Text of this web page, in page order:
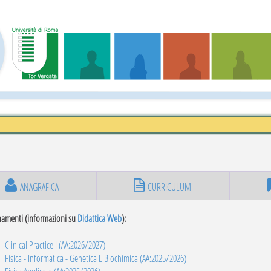
ANAGRAFICA CURRICULUM
(informazioni suDidattica Web):
Clinical Practice I (AA:2026/2027)
Fisica - Informatica - Genetica E Biochimica (AA:2025/2026)